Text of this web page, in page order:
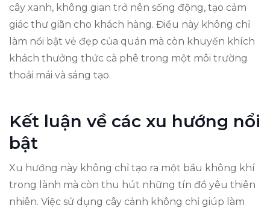
cây xanh, không gian trở nên sống động, tạo cảm
giác thư giãn cho khách hàng. Điều này không chỉ
làm nổi bật vẻ đẹp của quán mà còn khuyến khích
khách thưởng thức cà phê trong một môi trường
thoải mái và sáng tạo.
Kết luận về các xu hướng nổi
bật
Xu hướng này không chỉ tạo ra một bầu không khí
trong lành mà còn thu hút những tín đồ yêu thiên
nhiên. Việc sử dụng cây cảnh không chỉ giúp làm